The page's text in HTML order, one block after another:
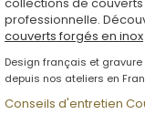
professionnelle.
couverts forgés en inox
Design français et
depuis nos ateliers en
Conseils d'entretien